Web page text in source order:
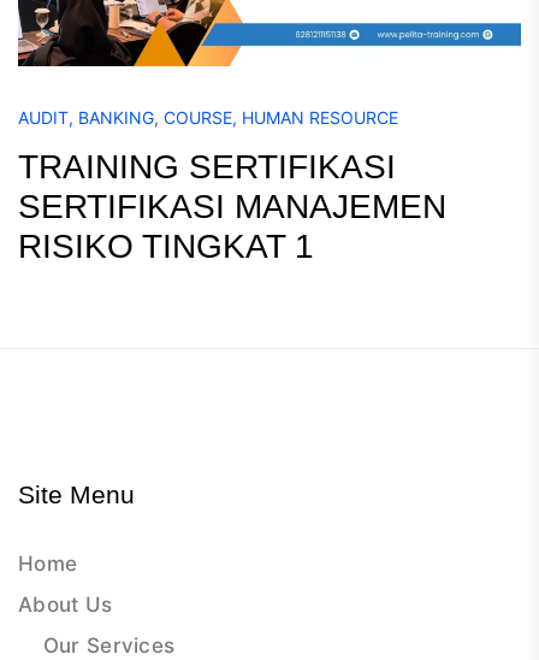
AUDIT, BANKING, COURSE, HUMAN RESOURCE
TRAINING SERTIFIKASI
SERTIFIKASI MANAJEMEN
RISIKO TINGKAT 1
Site Menu
Home
About Us
Our Services